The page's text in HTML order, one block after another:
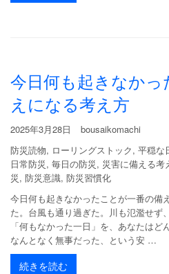
今日何も起きなか
えになる考え方
2025年3月28日
bousaikomachi
防災読物, ローリングストック, 平穏な
日常防災, 毎日の防災, 災害に備える考
災, 防災意識, 防災習慣化
今日何も起きなかったことが一番の備
た。台風も通り過ぎた。川も氾濫せず
「何もなかった一日」を、あなたはど
なんとなく無事だった、という安 …
続きを読む